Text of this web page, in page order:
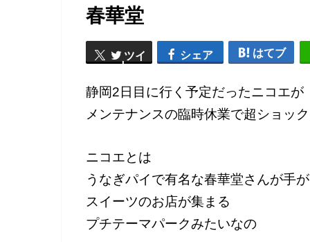
春華堂
ツイ
ート
シェア はてブ
静岡2日目に行く予定だったニコエが
メンテナンスの臨時休業で超ショック
ニコエとは
うなぎパイで有名な春華堂さんが手
スイーツのお店が集まる
プチテーマパークみたいなの